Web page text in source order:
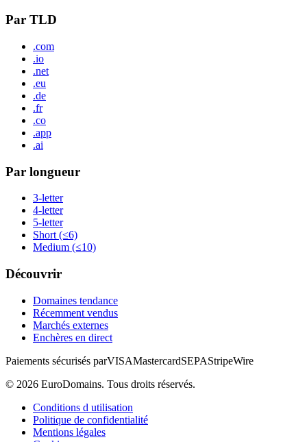
Par TLD
.com
.io
.net
.eu
.de
.fr
.co
.app
.ai
Par longueur
3-letter
4-letter
5-letter
Short (≤6)
Medium (≤10)
Découvrir
Domaines tendance
Récemment vendus
Marchés externes
Enchères en direct
Paiements sécurisés parVISAMastercardSEPAStripeWire
© 2026 EuroDomains. Tous droits réservés.
Conditions d utilisation
Politique de confidentialité
Mentions légales